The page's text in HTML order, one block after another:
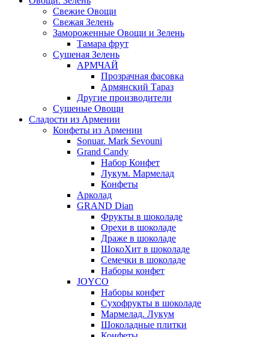
Свежие Овощи
Свежая Зелень
Замороженные Овощи и Зелень
Тамара фрут
Сушеная Зелень
АРМЧАЙ
Прозрачная фасовка
Армянский Тараз
Другие производители
Сушеные Овощи
Сладости из Армении
Конфеты из Армении
Sonuar. Mark Sevouni
Grand Candy
Набор Конфет
Лукум. Мармелад
Конфеты
Арколад
GRAND Dian
Фрукты в шоколаде
Орехи в шоколаде
Драже в шоколаде
ШокоХит в шоколаде
Семечки в шоколаде
Наборы конфет
JOYCO
Наборы конфет
Сухофрукты в шоколаде
Мармелад. Лукум
Шоколадные плитки